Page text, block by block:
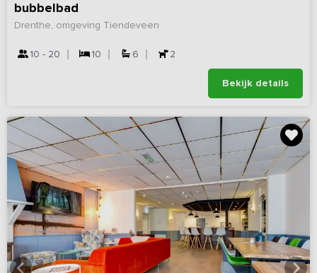
bubbelbad
Drenthe, omgeving Tiendeveen
10 - 20 10 6 2
Bekijk details